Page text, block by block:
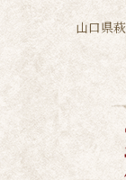
山口県